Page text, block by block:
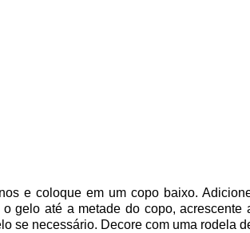
e coloque em um copo baixo.
gelo até a metade do copo, acrescente
se necessário. Decore com uma rodela